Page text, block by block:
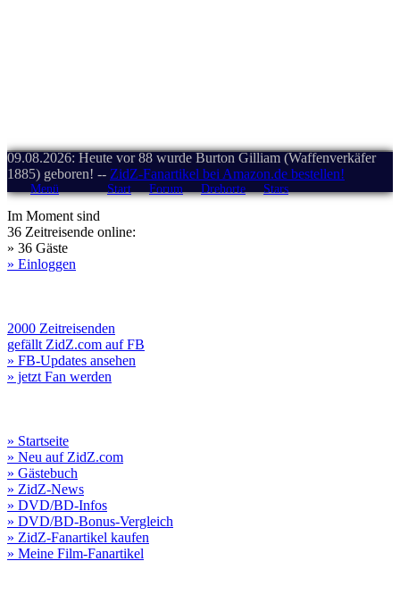
09.08.2026: Heute vor 88 wurde Burton Gilliam (Waffenverkäfer
1885) geboren! -- ZidZ-Fanartikel bei Amazon.de bestellen!
Menü Start Forum Drehorte Stars
Im Moment sind
36 Zeitreisende online:
» 36 Gäste
» Einloggen
2000 Zeitreisenden
gefällt ZidZ.com auf FB
» FB-Updates ansehen
» jetzt Fan werden
» Startseite
» Neu auf ZidZ.com
» Gästebuch
» ZidZ-News
» DVD/BD-Infos
» DVD/BD-Bonus-Vergleich
» ZidZ-Fanartikel kaufen
» Meine Film-Fanartikel